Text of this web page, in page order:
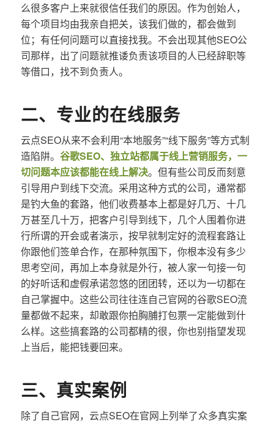
么很多客户上来就很信任我们的原因。作为创始人，
每个项目均由我亲自把关，该我们做的，都会做到
位；有任何问题可以直接找我。不会出现其他SEO公
司那样，出了问题就推诿负责该项目的人已经辞职等
等借口，找不到负责人。
二、专业的在线服务
云点SEO从来不会利用“本地服务”“线下服务”等方式制
造陷阱。 谷歌SEO、独立站都属于线上营销服务，一
切问题本应该都能在线上解决。但有些公司反而刻意
引导用户到线下交流。采用这种方式的公司，通常都
是钓大鱼的套路，他们收费基本上都是好几万、十几
万甚至几十万，把客户引导到线下，几个人围着你进
行所谓的开会或者演示，按早就制定好的流程套路让
你跟他们签单合作，在那种氛围下，你根本没有多少
思考空间，再加上本身就是外行，被人家一句接一句
的好听话和虚假承诺忽悠的团团转，还以为一切都在
自己掌握中。这些公司往往连自己官网的谷歌SEO流
量都做不起来，却敢跟你拍胸脯打包票一定能做到什
么样。这些搞套路的公司都精的很，你也别指望发现
上当后，能把钱要回来。
三、真实案例
除了自己官网，云点SEO在官网上列举了众多真实案